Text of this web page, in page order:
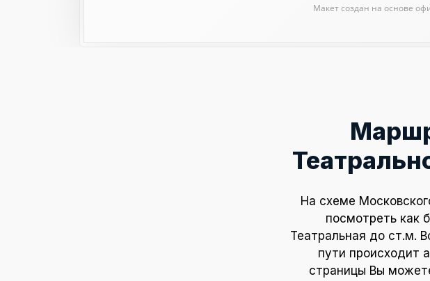
Макет создан на основе
На схеме
посмотреть как
Театральная до ст.м.
пути происходит
страницы Вы